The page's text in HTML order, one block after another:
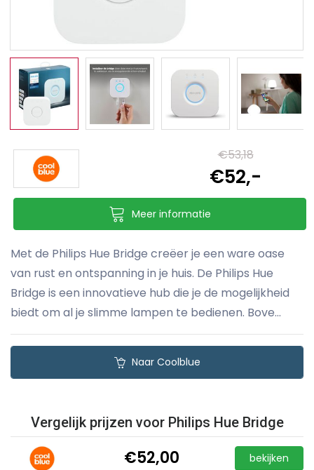
€53,18
€52,-
Meer informatie
Met de Philips Hue Bridge creëer je een ware oase
van rust en ontspanning in je huis. De Philips Hue
Bridge is een innovatieve hub die je de mogelijkheid
biedt om al je slimme lampen te bedienen. Bove...
Naar Coolblue
Vergelijk prijzen voor Philips Hue Bridge
€52,00 bekijken